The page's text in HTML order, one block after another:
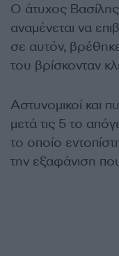
Ο άτυχος
αναμένεται να
σε αυτόν,
του βρίσκονταν
Αστυνομικοί και
μετά τις 5 το
το οποίο
την εξαφάνιση